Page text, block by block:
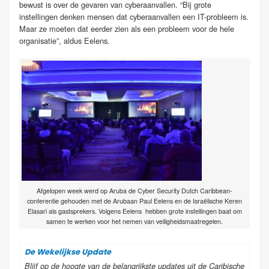
bewust is over de gevaren van cyberaanvallen. “Bij grote
instellingen denken mensen dat cyberaanvallen een IT-probleem is.
Maar ze moeten dat eerder zien als een probleem voor de hele
organisatie”, aldus Eelens.
Afgelopen week werd op Aruba de Cyber Security Dutch Caribbean-
conferentie gehouden met de Arubaan Paul Eelens en de Israëlische Keren
Elasari als gastsprekers. Volgens Eelens hebben grote instellingen baat om
samen te werken voor het nemen van veiligheidsmaatregelen.
De Wekelijkse Update
Blijf op de hoogte van de belangrijkste updates uit de Caribische